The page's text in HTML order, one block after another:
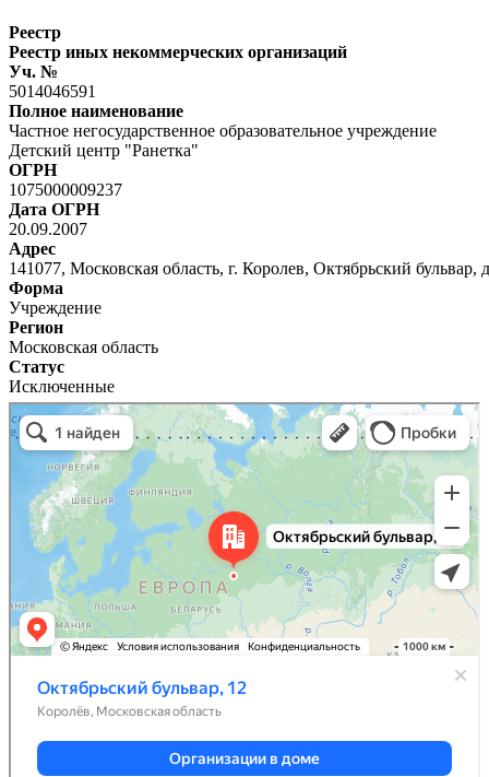
Реестр
Реестр иных некоммерческих организаций
Уч. №
5014046591
Полное наименование
Частное негосударственное образовательное учреждение
Детский центр "Ранетка"
ОГРН
1075000009237
Дата ОГРН
20.09.2007
Адрес
141077, Московская область, г. Королев, Октябрьский бульвар,
Форма
Учреждение
Регион
Московская область
Статус
Исключенные